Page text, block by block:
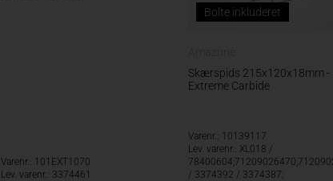
Varenr.: 101EXT1070
Lev. varenr.: 3374461
Bolte inkluderet
Skærspids 215x120x18mm -
Extreme Carbide
Varenr.: 10139117
Lev. varenr.: XL018 /
/ 3374392 / 3374387;